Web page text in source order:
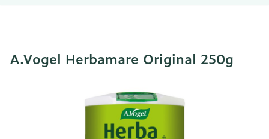
A.Vogel Herbamare Original 250g